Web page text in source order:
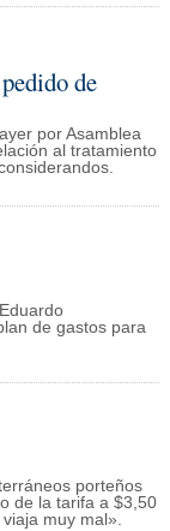
de
por Asamblea
al tratamiento
de gastos para
porteños
de la tarifa a $3,50
muy mal».